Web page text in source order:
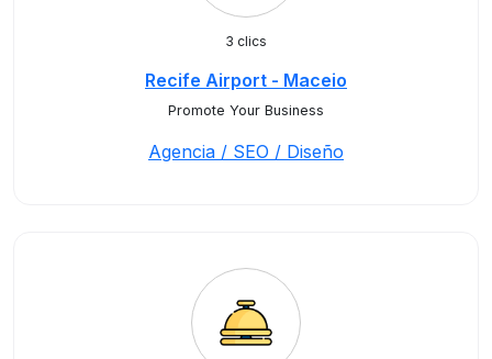
3 clics
Recife Airport - Maceio
Promote Your Business
Agencia / SEO / Diseño